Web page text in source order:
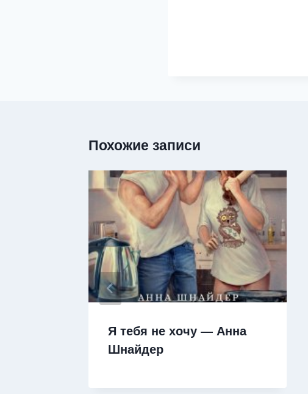
Похожие записи
Я тебя не хочу — Анна
Шнайдер